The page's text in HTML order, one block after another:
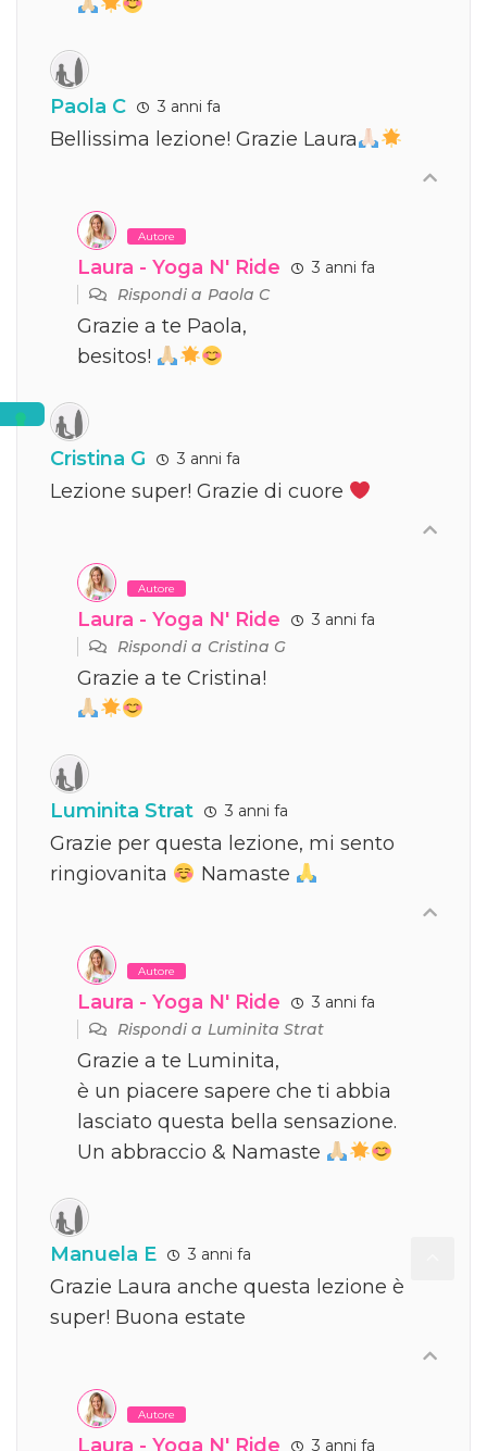
Paola C 3 anni fa
Bellissima lezione! Grazie Laura
Autore
Laura - Yoga N' Ride
3 anni fa
Rispondi aPaola C
Grazie a te Paola,
besitos!
Cristina G 3 anni fa
Lezione super! Grazie di cuore
Autore
Laura - Yoga N' Ride
3 anni fa
Rispondi aCristina G
Grazie a te Cristina!
Luminita Strat 3 anni fa
Grazie per questa lezione, mi sento
ringiovanita
Namaste
Autore
Laura - Yoga N' Ride
3 anni fa
Rispondi aLuminita Strat
Grazie a te Luminita,
è un piacere sapere che ti abbia
lasciato questa bella sensazione.
Un abbraccio & Namaste
Manuela E 3 anni fa
Grazie Laura anche questa lezione è
super! Buona estate
Autore
Laura - Yoga N' Ride
3 anni fa